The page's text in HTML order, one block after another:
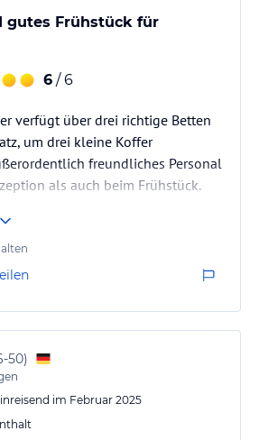
gutes Frühstück für
6 / 6
verfügt über drei richtige Betten
um drei kleine Koffer
freundliches Personal
als auch beim Frühstück.
50)
im Februar 2025